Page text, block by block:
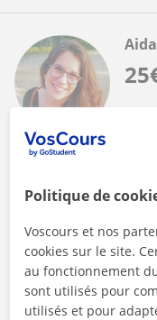
25
Aida
Cours en ligne
avec prof native
¡Hola! Me llamo Aida
une prof espagnole
espagnol. J'app...
Politique de
Voscours et nos
cookies sur le site.
au fonctionnement
sont utilisés pour
utilisés et pour